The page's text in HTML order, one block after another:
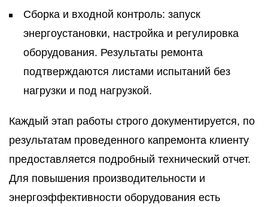
Сборка и входной контроль: запуск
энергоустановки, настройка и регулировка
оборудования. Результаты ремонта
подтверждаются листами испытаний без
нагрузки и под нагрузкой.
Каждый этап работы строго документируется, по
результатам проведенного капремонта клиенту
предоставляется подробный технический отчет.
Для повышения производительности и
энергоэффективности оборудования есть